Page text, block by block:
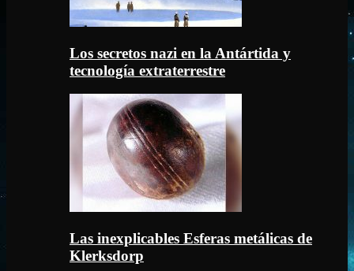
Los secretos nazi en la Antártida y
tecnología extraterrestre
Las inexplicables Esferas metálicas de
Klerksdorp